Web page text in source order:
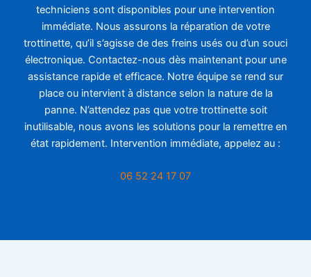
techniciens sont disponibles pour une intervention
immédiate. Nous assurons la réparation de votre
trottinette, qu’il s’agisse de des freins usés ou d’un souci
électronique. Contactez-nous dès maintenant pour une
assistance rapide et efficace. Notre équipe se rend sur
place ou intervient à distance selon la nature de la
panne. N’attendez pas que votre trottinette soit
inutilisable, nous avons les solutions pour la remettre en
état rapidement. Intervention immédiate, appelez au :
06 52 24 17 07